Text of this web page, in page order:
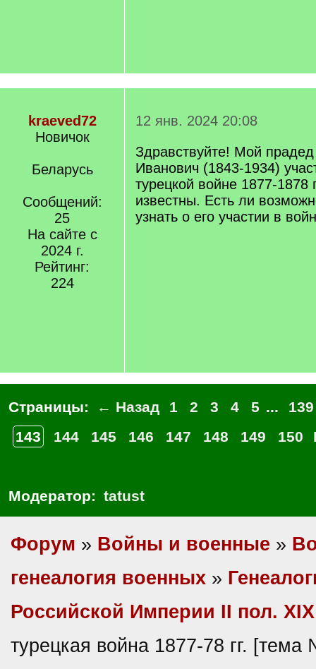
kraeved72
Новичок
Беларусь
Сообщений:
25
На сайте с
2024 г.
Рейтинг:
224
12 янв. 2024 20:08
Здравствуйте! Мой
Иванович (1843-1934)
турецкой войне 1877-1878
известны. Есть ли
узнать о его участии в
Страницы: ← Назад 1 2 3 4 5 ...
139
143
144 145 146 147 148 149 150
Модератор: tatust
Форум » Войны и военные »
генеалогия военных »
Российской Империи II пол.
турецкая война 1877-78 гг.